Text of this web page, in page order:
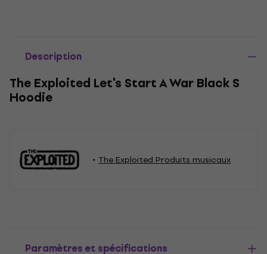
Description
The Exploited Let's Start A War Black S
Hoodie
The Exploited Produits musicaux
Paramètres et spécifications